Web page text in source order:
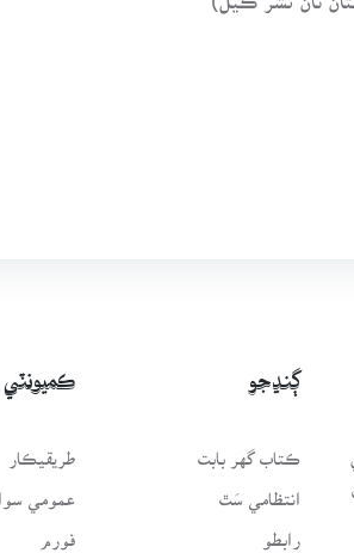
ڳنڍجو
ڪتاب گهر بابت
انتظامي سَٿ
رابطو
ڪميونٽي
طريقيڪار
عمومي
فورم